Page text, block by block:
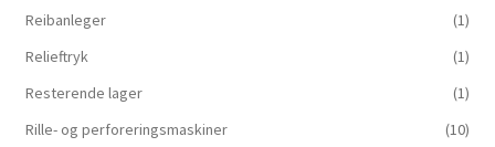
Reibanleger
(1)
Relieftryk
(1)
Resterende lager
(1)
Rille- og perforeringsmaskiner
(10)